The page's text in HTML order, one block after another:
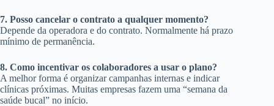
7. Posso cancelar o contrato a qualquer momento?
Depende da operadora e do contrato. Normalmente há prazo
mínimo de permanência.
8. Como incentivar os colaboradores a usar o plano?
A melhor forma é organizar campanhas internas e indicar
clínicas próximas. Muitas empresas fazem uma “semana da
saúde bucal” no início.